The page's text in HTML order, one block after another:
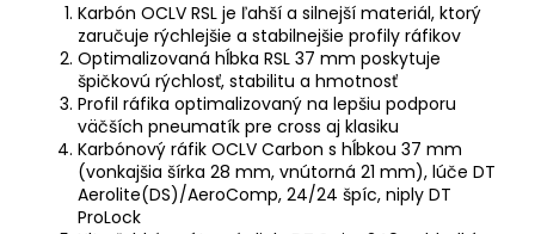
Karbón OCLV RSL je ľahší a silnejší materiál, ktorý
zaručuje rýchlejšie a stabilnejšie profily ráfikov
Optimalizovaná hĺbka RSL 37 mm poskytuje
špičkovú rýchlosť, stabilitu a hmotnosť
Profil ráfika optimalizovaný na lepšiu podporu
väčších pneumatík pre cross aj klasiku
Karbónový ráfik OCLV Carbon s hĺbkou 37 mm
(vonkajšia šírka 28 mm, vnútorná 21 mm), lúče DT
Aerolite(DS)/AeroComp, 24/24 špíc, niply DT
ProLock